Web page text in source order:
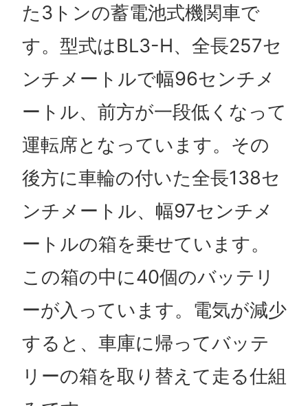
た3トンの蓄電池式機関車で
す。型式はBL3-H、全長257セ
ンチメートルで幅96センチメ
ートル、前方が一段低くなって
運転席となっています。その
後方に車輪の付いた全長138セ
ンチメートル、幅97センチメ
ートルの箱を乗せています。
この箱の中に40個のバッテリ
ーが入っています。電気が減少
すると、車庫に帰ってバッテ
リーの箱を取り替えて走る仕組